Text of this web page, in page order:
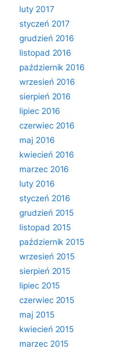
luty 2017
styczeń 2017
grudzień 2016
listopad 2016
październik 2016
wrzesień 2016
sierpień 2016
lipiec 2016
czerwiec 2016
maj 2016
kwiecień 2016
marzec 2016
luty 2016
styczeń 2016
grudzień 2015
listopad 2015
październik 2015
wrzesień 2015
sierpień 2015
lipiec 2015
czerwiec 2015
maj 2015
kwiecień 2015
marzec 2015